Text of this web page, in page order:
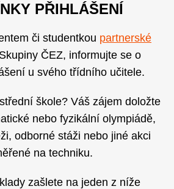
PŘIHLÁŠENÍ
či studentkou partnerské
ČEZ, informujte se o
u svého třídního učitele.
škole? Váš zájem doložte
nebo fyzikální olympiádě,
odborné stáži nebo jiné akci
na techniku.
zašlete na jeden z níže